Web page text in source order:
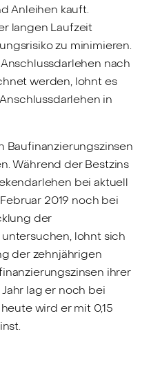
Anleihen kauft.
langen Laufzeit
zu minimieren.
nach
werden, lohnt es
in
Baufinanzierungszinsen
Während der Bestzins
bei aktuell
2019 noch bei
der
lohnt sich
der zehnjährigen
ihrer
lag er noch bei
wird er mit 0,15